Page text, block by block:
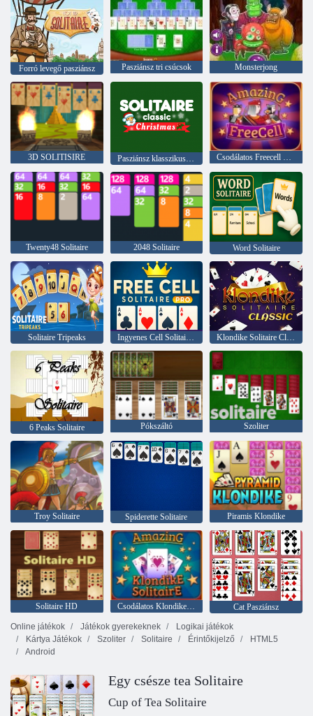
Forró levegő pasziánsz Pasziánsz tri csúcsok Monsterjong
3D SOLITISIRE Pasziánsz klasszikus karácsony Csodálatos Freecell Solitaire
Twenty48 Solitaire 2048 Solitaire Word Solitaire
Solitaire Tripeaks Ingyenes Cell Solitaire Pro Klondike Solitaire Classic
6 Peaks Solitaire Pókszáltó Szoliter
Troy Solitaire Spiderette Solitaire Piramis Klondike
Solitaire HD Csodálatos Klondike Pasziánsz
Cat Pasziánsz
Online játékok
Játékok gyerekeknek
Logikai játékok
Kártya Játékok
Szoliter Solitaire Érintőkijelző
HTML5
Android
Egy csésze tea Solitaire
Cup of Tea Solitaire